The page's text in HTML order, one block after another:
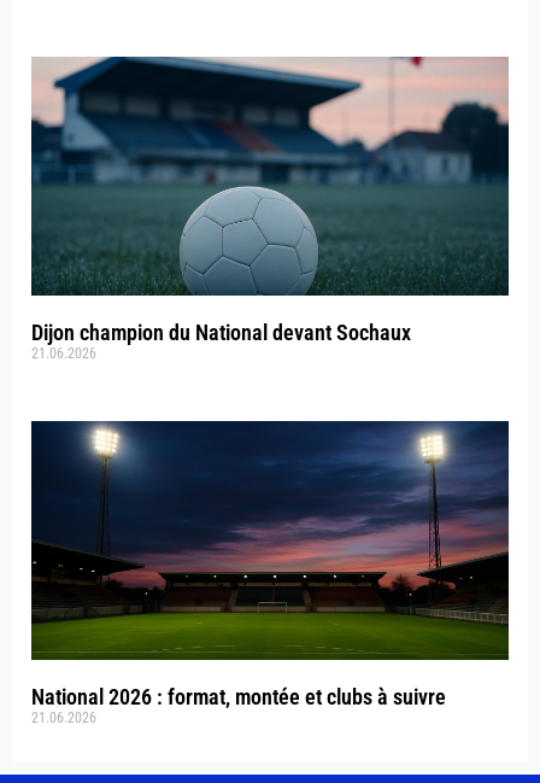
Dijon champion du National devant Sochaux
21.06.2026
National 2026 : format, montée et clubs à suivre
21.06.2026